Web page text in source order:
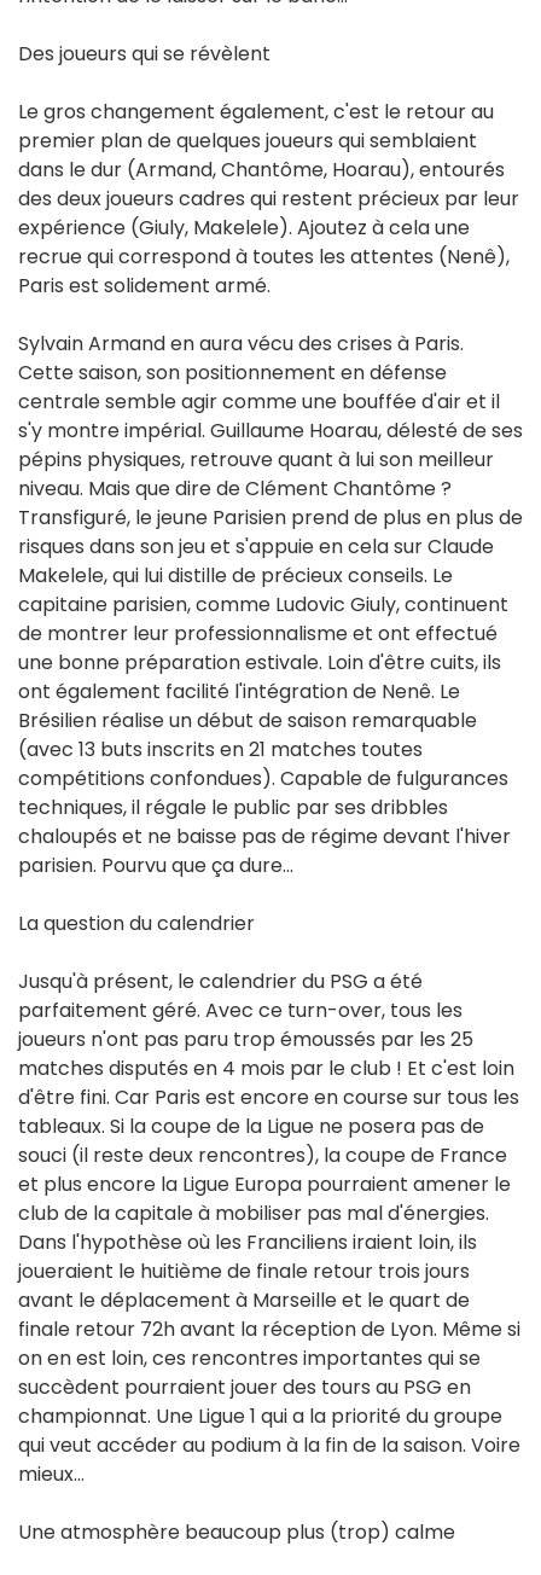
Des joueurs qui se révèlent
Le gros changement également, c'est le retour au
premier plan de quelques joueurs qui semblaient
dans le dur (Armand, Chantôme, Hoarau), entourés
des deux joueurs cadres qui restent précieux par leur
expérience (Giuly, Makelele). Ajoutez à cela une
recrue qui correspond à toutes les attentes (Nenê),
Paris est solidement armé.
Sylvain Armand en aura vécu des crises à Paris.
Cette saison, son positionnement en défense
centrale semble agir comme une bouffée d'air et il
s'y montre impérial. Guillaume Hoarau, délesté de ses
pépins physiques, retrouve quant à lui son meilleur
niveau. Mais que dire de Clément Chantôme ?
Transfiguré, le jeune Parisien prend de plus en plus de
risques dans son jeu et s'appuie en cela sur Claude
Makelele, qui lui distille de précieux conseils. Le
capitaine parisien, comme Ludovic Giuly, continuent
de montrer leur professionnalisme et ont effectué
une bonne préparation estivale. Loin d'être cuits, ils
ont également facilité l'intégration de Nenê. Le
Brésilien réalise un début de saison remarquable
(avec 13 buts inscrits en 21 matches toutes
compétitions confondues). Capable de fulgurances
techniques, il régale le public par ses dribbles
chaloupés et ne baisse pas de régime devant l'hiver
parisien. Pourvu que ça dure…
La question du calendrier
Jusqu'à présent, le calendrier du PSG a été
parfaitement géré. Avec ce turn-over, tous les
joueurs n'ont pas paru trop émoussés par les 25
matches disputés en 4 mois par le club ! Et c'est loin
d'être fini. Car Paris est encore en course sur tous les
tableaux. Si la coupe de la Ligue ne posera pas de
souci (il reste deux rencontres), la coupe de France
et plus encore la Ligue Europa pourraient amener le
club de la capitale à mobiliser pas mal d'énergies.
Dans l'hypothèse où les Franciliens iraient loin, ils
joueraient le huitième de finale retour trois jours
avant le déplacement à Marseille et le quart de
finale retour 72h avant la réception de Lyon. Même si
on en est loin, ces rencontres importantes qui se
succèdent pourraient jouer des tours au PSG en
championnat. Une Ligue 1 qui a la priorité du groupe
qui veut accéder au podium à la fin de la saison. Voire
mieux…
Une atmosphère beaucoup plus (trop) calme